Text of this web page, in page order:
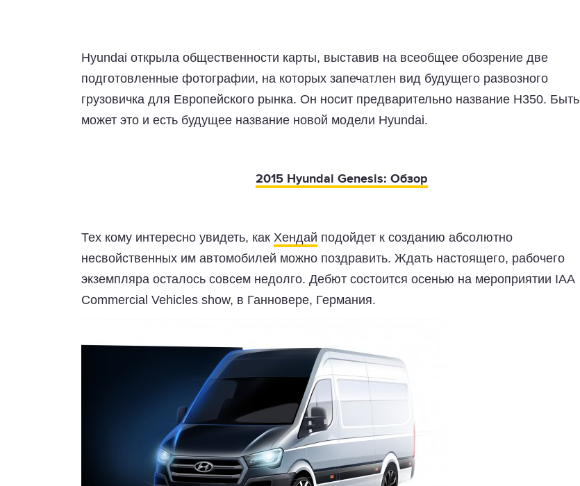
Hyundai открыла общественности карты, выставив на всеобщее обозрение две
подготовленные фотографии, на которых запечатлен вид будущего развозного
грузовичка для Европейского рынка. Он носит предварительно название H350. Быть
может это и есть будущее название новой модели Hyundai.
2015 Hyundai Genesis: Обзор
Тех кому интересно увидеть, как Хендай подойдет к созданию абсолютно
несвойственных им автомобилей можно поздравить. Ждать настоящего, рабочего
экземпляра осталось совсем недолго. Дебют состоится осенью на мероприятии IAA
Commercial Vehicles show, в Ганновере, Германия.